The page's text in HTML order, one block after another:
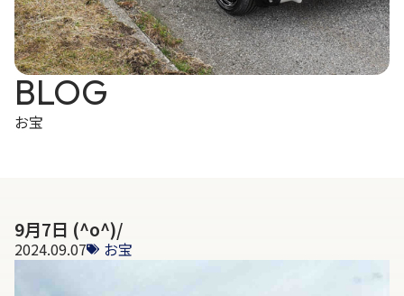
BLOG
お宝
9月7日 (^o^)/
2024.09.07 お宝